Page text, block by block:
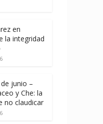
en
la integridad
junio –
y Che: la
no claudicar